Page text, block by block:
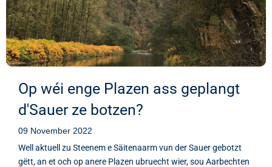
Op wéi enge Plazen ass geplangt
d'Sauer ze botzen?
09 November 2022
Well aktuell zu Steenem e Säitenaarm vun der Sauer gebotzt
gëtt, an et och op anere Plazen ubruecht wier, sou Aarbechten